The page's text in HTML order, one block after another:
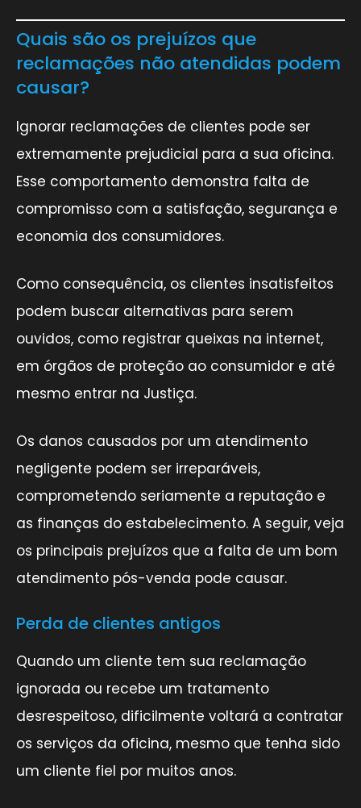
Quais são os prejuízos que
reclamações não atendidas podem
causar?
Ignorar reclamações de clientes pode ser
extremamente prejudicial para a sua oficina.
Esse comportamento demonstra falta de
compromisso com a satisfação, segurança e
economia dos consumidores.
Como consequência, os clientes insatisfeitos
podem buscar alternativas para serem
ouvidos, como registrar queixas na internet,
em órgãos de proteção ao consumidor e até
mesmo entrar na Justiça.
Os danos causados por um atendimento
negligente podem ser irreparáveis,
comprometendo seriamente a reputação e
as finanças do estabelecimento. A seguir, veja
os principais prejuízos que a falta de um bom
atendimento pós-venda pode causar.
Perda de clientes antigos
Quando um cliente tem sua reclamação
ignorada ou recebe um tratamento
desrespeitoso, dificilmente voltará a contratar
os serviços da oficina, mesmo que tenha sido
um cliente fiel por muitos anos.